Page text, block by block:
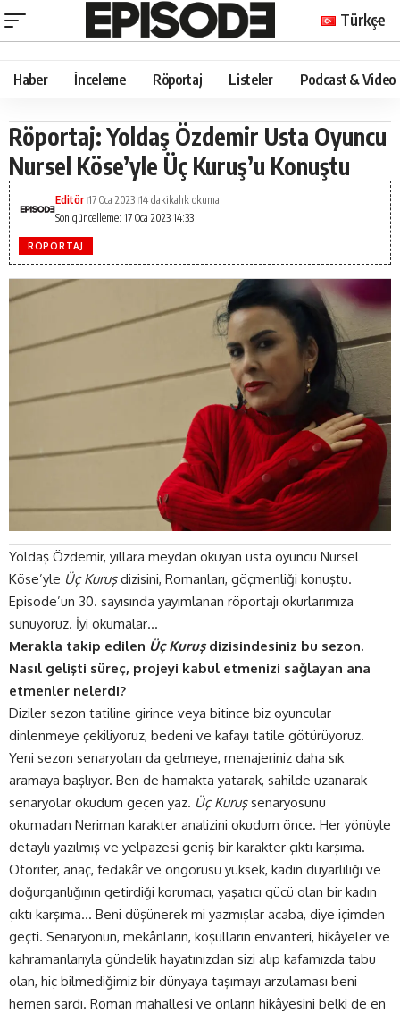
Türkçe
Haber İnceleme Röportaj Listeler Podcast & Video
Röportaj: Yoldaş Özdemir Usta Oyuncu
Nursel Köse’yle Üç Kuruş’u Konuştu
Son güncelleme: 17 Oca 2023 14:33
Editör 17 Oca 2023 14 dakikalık okuma
RÖPORTAJ
Yoldaş Özdemir, yıllara meydan okuyan usta oyuncu Nursel
Köse’yle Üç Kuruşdizisini, Romanları, göçmenliği konuştu.
Episode’un 30. sayısında yayımlanan röportajı okurlarımıza
sunuyoruz. İyi okumalar…
Merakla takip edilen Üç Kuruşdizisindesiniz bu sezon.
Nasıl gelişti süreç, projeyi kabul etmenizi sağlayan ana
etmenler nelerdi?
Diziler sezon tatiline girince veya bitince biz oyuncular
dinlenmeye çekiliyoruz, bedeni ve kafayı tatile götürüyoruz.
Yeni sezon senaryoları da gelmeye, menajeriniz daha sık
aramaya başlıyor. Ben de hamakta yatarak, sahilde uzanarak
senaryolar okudum geçen yaz. Üç Kuruşsenaryosunu
okumadan Neriman karakter analizini okudum önce. Her yönüyle
detaylı yazılmış ve yelpazesi geniş bir karakter çıktı karşıma.
Otoriter, anaç, fedakâr ve öngörüsü yüksek, kadın duyarlılığı ve
doğurganlığının getirdiği korumacı, yaşatıcı gücü olan bir kadın
çıktı karşıma… Beni düşünerek mi yazmışlar acaba, diye içimden
geçti. Senaryonun, mekânların, koşulların envanteri, hikâyeler ve
kahramanlarıyla gündelik hayatınızdan sizi alıp kafamızda tabu
olan, hiç bilmediğimiz bir dünyaya taşımayı arzulaması beni
hemen sardı. Roman mahallesi ve onların hikâyesini belki de en